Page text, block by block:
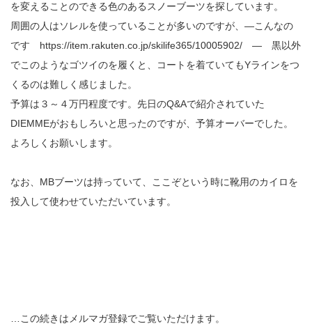
を変えることのできる色のあるスノーブーツを探しています。
周囲の人はソレルを使っていることが多いのですが、―こんなの
です https://item.rakuten.co.jp/skilife365/10005902/ ― 黒以外
でこのようなゴツイのを履くと、コートを着ていてもYラインをつ
くるのは難しく感じました。
予算は３～４万円程度です。先日のQ&Aで紹介されていた
DIEMMEがおもしろいと思ったのですが、予算オーバーでした。
よろしくお願いします。
なお、MBブーツは持っていて、ここぞという時に靴用のカイロを
投入して使わせていただいています。
…この続きはメルマガ登録でご覧いただけます。